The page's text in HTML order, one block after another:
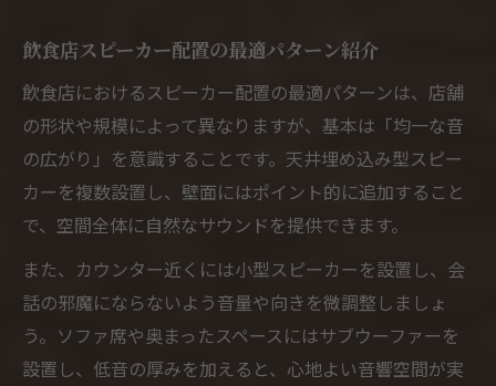
飲食店スピーカー配置の最適パターン紹介
飲食店におけるスピーカー配置の最適パターンは、店舗
の形状や規模によって異なりますが、基本は「均一な音
の広がり」を意識することです。天井埋め込み型スピー
カーを複数設置し、壁面にはポイント的に追加すること
で、空間全体に自然なサウンドを提供できます。
また、カウンター近くには小型スピーカーを設置し、会
話の邪魔にならないよう音量や向きを微調整しましょ
う。ソファ席や奥まったスペースにはサブウーファーを
設置し、低音の厚みを加えると、心地よい音響空間が実